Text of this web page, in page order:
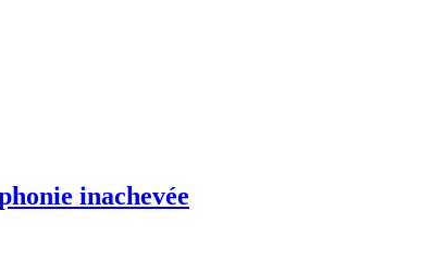
inachevée